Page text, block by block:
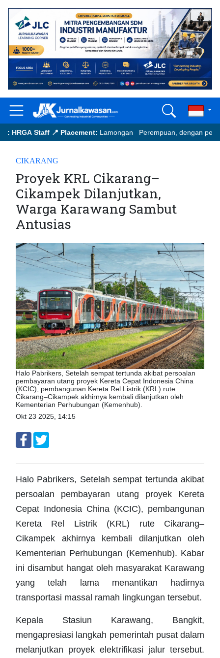
Staff📍 Placement:Lamongan Perempuan, dengan
CIKARANG
Proyek KRL Cikarang–
Cikampek Dilanjutkan,
Warga Karawang Sambut
Antusias
Halo Pabrikers, Setelah sempat tertunda akibat persoalan
pembayaran utang proyek Kereta Cepat Indonesia China
(KCIC), pembangunan Kereta Rel Listrik (KRL) rute
Cikarang–Cikampek akhirnya kembali dilanjutkan oleh
Kementerian Perhubungan (Kemenhub).
Okt 23 2025, 14:15
Halo Pabrikers, Setelah sempat tertunda akibat
persoalan pembayaran utang proyek Kereta
Cepat Indonesia China (KCIC), pembangunan
Kereta Rel Listrik (KRL) rute Cikarang–
Cikampek akhirnya kembali dilanjutkan oleh
Kementerian Perhubungan (Kemenhub). Kabar
ini disambut hangat oleh masyarakat Karawang
yang telah lama menantikan hadirnya
transportasi massal ramah lingkungan tersebut.
Kepala Stasiun Karawang, Bangkit,
mengapresiasi langkah pemerintah pusat dalam
melanjutkan proyek elektrifikasi jalur tersebut.